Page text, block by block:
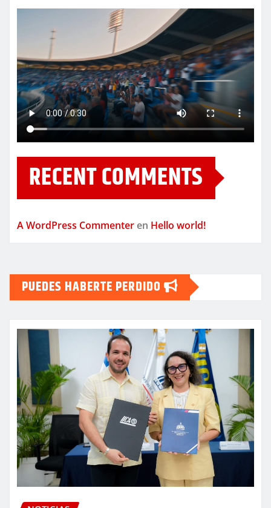
RECENT COMMENTS
A WordPress Commenter en Hello world!
PUEDES HABERTE PERDIDO